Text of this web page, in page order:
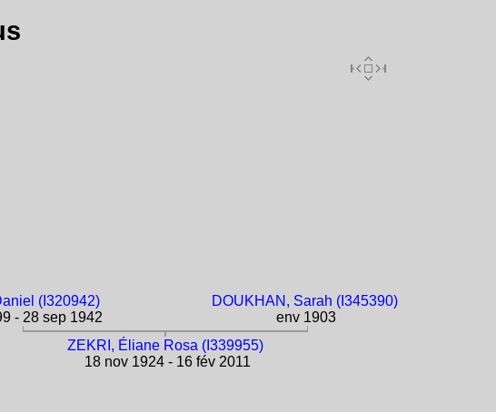
(I320942)
- 28 sep 1942
DOUKHAN, Sarah (I345390)
env 1903
ZEKRI, Éliane Rosa (I339955)
18 nov 1924 - 16 fév 2011